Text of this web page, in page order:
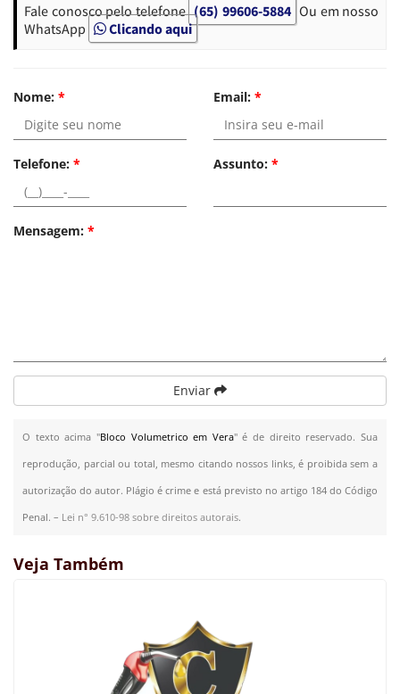
Fale conosco pelo telefone (65) 99606-5884 Ou em nosso
WhatsApp
Clicando aqui
Nome: * Email: *
Telefone: * Assunto: *
Mensagem: *
Enviar
O texto acima "Bloco Volumetrico em Vera" é de direito reservado. Sua
reprodução, parcial ou total, mesmo citando nossos links, é proibida sem a
autorização do autor. Plágio é crime e está previsto no artigo 184 do Código
Penal. – Lei n° 9.610-98 sobre direitos autorais.
Veja Também